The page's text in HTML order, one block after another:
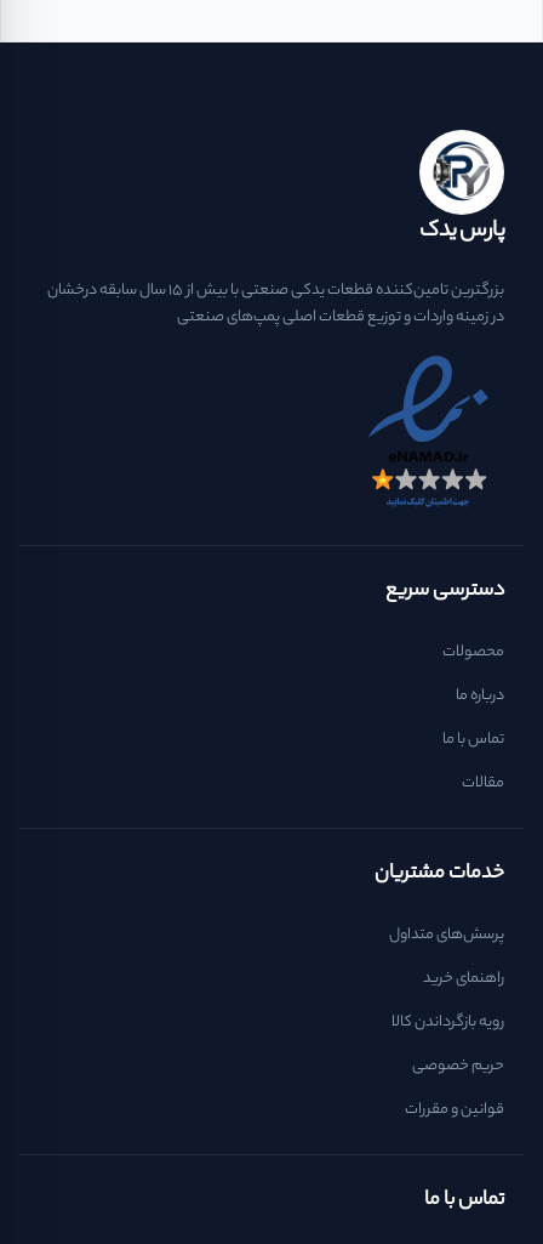
پارس یدک
بزرگترین تامین‌کننده قطعات یدکی صنعتی با بیش از ۱۵ سال سابقه درخشان
در زمینه واردات و توزیع قطعات اصلی پمپ‌های صنعتی
دسترسی سریع
محصولات
درباره ما
تماس با ما
مقالات
خدمات مشتریان
پرسش‌های متداول
راهنمای خرید
رویه بازگرداندن کالا
حریم خصوصی
قوانین و مقررات
تماس با ما